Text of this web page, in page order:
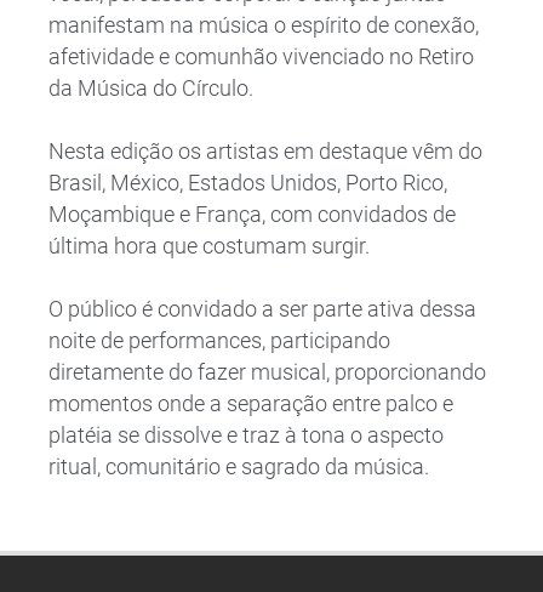
manifestam na música o espírito de conexão,
afetividade e comunhão vivenciado no Retiro
da Música do Círculo.
Nesta edição os artistas em destaque vêm do
Brasil, México, Estados Unidos, Porto Rico,
Moçambique e França, com convidados de
última hora que costumam surgir.
O público é convidado a ser parte ativa dessa
noite de performances, participando
diretamente do fazer musical, proporcionando
momentos onde a separação entre palco e
platéia se dissolve e traz à tona o aspecto
ritual, comunitário e sagrado da música.